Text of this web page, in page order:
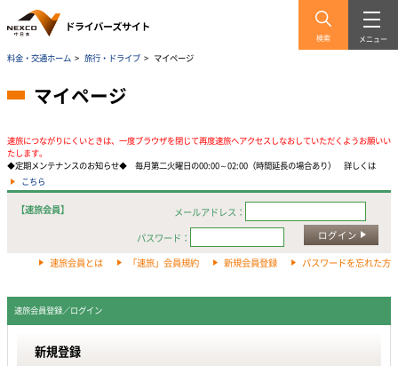
検索 メニュー
料金・交通ホーム > 旅行・ドライブ > マイページ
マイページ
速旅につながりにくいときは、一度ブラウザを閉じて再度速旅へアクセスしなおしていただくようお願いい
たします。
◆定期メンテナンスのお知らせ◆ 毎月第二火曜日の00:00～02:00（時間延長の場合あり） 詳しくは
こちら
【速旅会員】
メールアドレス：
パスワード：
ログイン
速旅会員とは 「速旅」会員規約 新規会員登録 パスワードを忘れた方
速旅会員登録／ログイン
新規登録